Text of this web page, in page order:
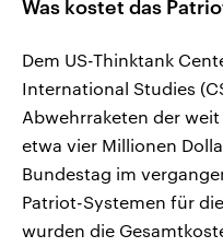
Was kostet das
Dem US-Thinktank
International Studies
Abwehrraketen der
etwa vier Millionen
Bundestag im
Patriot-Systemen für
wurden die